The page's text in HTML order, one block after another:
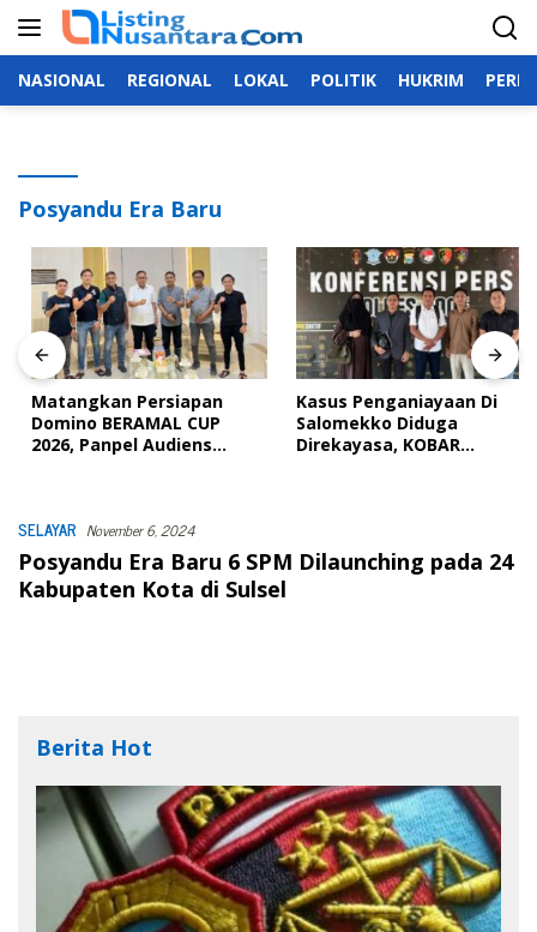
konten
NASIONAL REGIONAL LOKAL POLITIK HUKRIM
Posyandu Era Baru
Matangkan Persiapan
Domino BERAMAL CUP
2026, Panpel Audiens
Kasus Penganiayaan Di
Salomekko Diduga
Direkayasa, KOBAR
SELAYAR November 6, 2024
Posyandu Era Baru 6 SPM Dilaunching pada 24
Kabupaten Kota di Sulsel
Berita Hot